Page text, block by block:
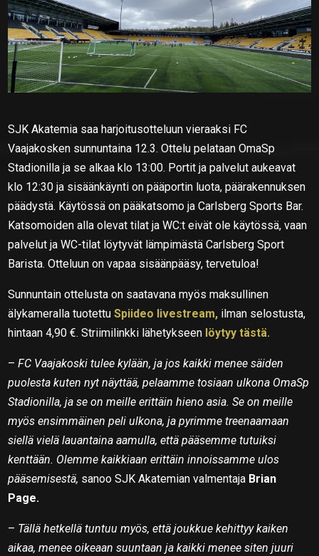
SJK Akatemia saa harjoitusotteluun vieraaksi FC
Vaajakosken sunnuntaina 12.3. Ottelu pelataan OmaSp
Stadionilla ja se alkaa klo 13:00. Portit ja palvelut aukeavat
klo 12:30 ja sisäänkäynti on pääportin luota, päärakennuksen
päädystä. Käytössä on pääkatsomo ja Carlsberg Sports Bar.
Katsomoiden alla olevat tilat ja WC:t eivät ole käytössä, vaan
palvelut ja WC-tilat löytyvät lämpimästä Carlsberg Sport
Barista. Otteluun on vapaa sisäänpääsy, tervetuloa!
Sunnuntain ottelusta on saatavana myös maksullinen
älykameralla tuotettuSpiideo livestream, ilman selostusta,
hintaan 4,90 €. Striimilinkki lähetykseen löytyy tästä.
–FC Vaajakoski tulee kylään, ja jos kaikki menee säiden
puolesta kuten nyt näyttää, pelaamme tosiaan ulkona OmaSp
Stadionilla, ja se on meille erittäin hieno asia. Se on meille
myös ensimmäinen peli ulkona, ja pyrimme treenaamaan
siellä vielä lauantaina aamulla, että pääsemme tutuiksi
kenttään. Olemme kaikkiaan erittäin innoissamme ulos
pääsemisestä, sanoo SJK Akatemian valmentaja Brian
Page.
– Tällä hetkellä tuntuu myös, että joukkue kehittyy kaiken
aikaa, menee oikeaan suuntaan ja kaikki menee siten juuri